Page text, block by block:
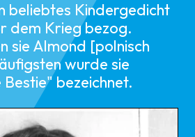
beliebtes Kindergedicht
dem Krieg bezog.
sie Almond [polnisch
wurde sie
bezeichnet.